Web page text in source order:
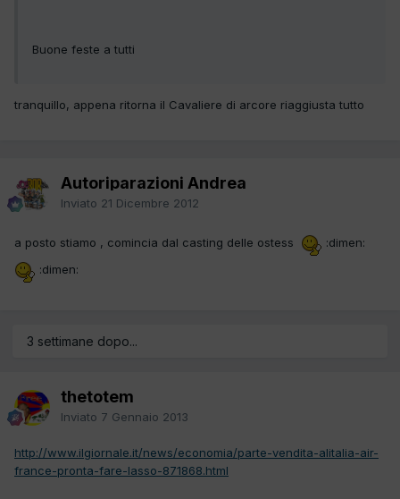
Buone feste a tutti
tranquillo, appena ritorna il Cavaliere di arcore riaggiusta tutto
Autoriparazioni Andrea
Inviato 21 Dicembre 2012
a posto stiamo , comincia dal casting delle ostess
:dimen:
:dimen:
3 settimane dopo...
thetotem
Inviato 7 Gennaio 2013
http://www.ilgiornale.it/news/economia/parte-vendita-alitalia-air-
france-pronta-fare-lasso-871868.html